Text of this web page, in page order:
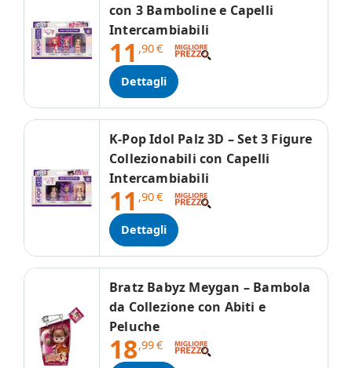
con 3 Bamboline e Capelli
Intercambiabili
11 ,90€
Dettagli
K-Pop Idol Palz 3D – Set 3 Figure
Collezionabili con Capelli
Intercambiabili
11 ,90€
Dettagli
Bratz Babyz Meygan – Bambola
da Collezione con Abiti e
Peluche
18,99€